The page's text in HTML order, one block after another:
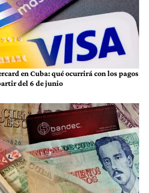
en Cuba: qué ocurrirá con los pagos
del 6 de junio